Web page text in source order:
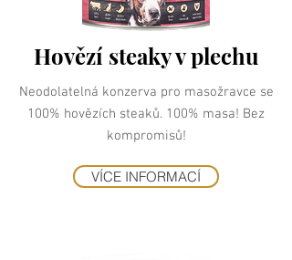
Hovězí steaky v plechu
Neodolatelná konzerva pro masožravce se
100% hovězích steaků. 100% masa! Bez
kompromisů!
VÍCE INFORMACÍ